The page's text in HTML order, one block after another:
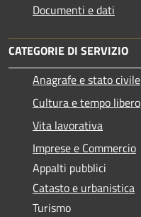
Documenti e dati
CATEGORIE DI SERVIZIO
Anagrafe e stato civile
Cultura e tempo libero
Vita lavorativa
Imprese e Commercio
Appalti pubblici
Catasto e urbanistica
Turismo